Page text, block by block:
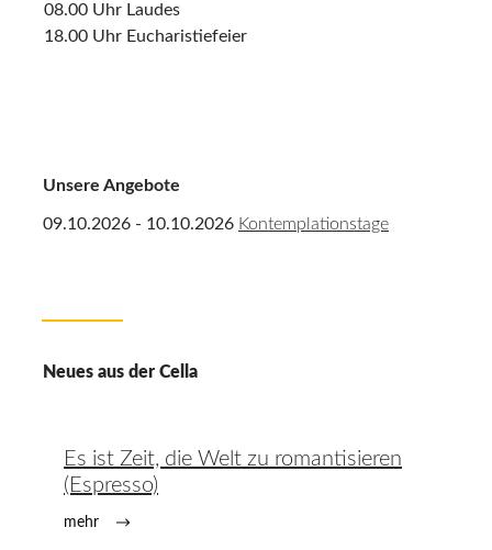
08.00 Uhr Laudes
18.00 Uhr Eucharistiefeier
Unsere Angebote
09.10.2026 - 10.10.2026 Kontemplationstage
Neues aus der Cella
Es ist Zeit, die Welt zu romantisieren
(Espresso)
mehr